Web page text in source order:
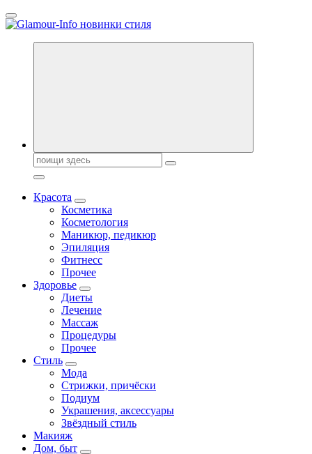
Перейти
к
Секреты молодости, красоты и долголетия. Гламурный журнал
Поиск:
Красота
Косметика
Косметология
Маникюр, педикюр
Эпиляция
Фитнесс
Прочее
Здоровье
Диеты
Лечение
Массаж
Процедуры
Прочее
Стиль
Мода
Стрижки, причёски
Подиум
Украшения, аксессуары
Звёздный стиль
Макияж
Дом, быт